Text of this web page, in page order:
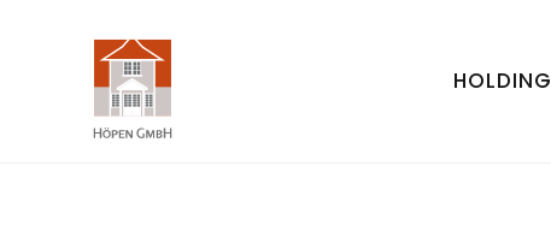
HOLDING